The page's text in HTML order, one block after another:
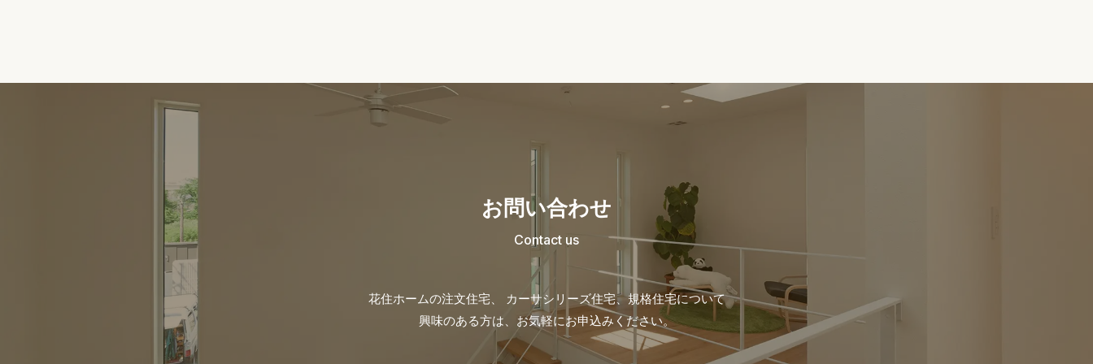
お問い合わせ
Contact us
花住ホームの注文住宅、 カーサシリーズ住宅、規格住宅について
興味のある方は、お気軽にお申込みください。